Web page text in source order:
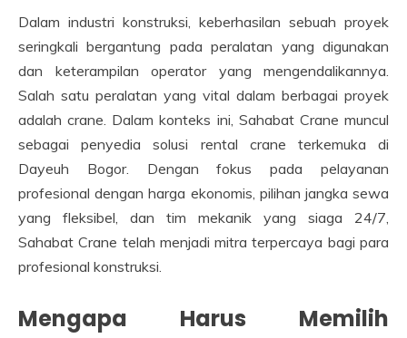
Dalam industri konstruksi, keberhasilan sebuah proyek
seringkali bergantung pada peralatan yang digunakan
dan keterampilan operator yang mengendalikannya.
Salah satu peralatan yang vital dalam berbagai proyek
adalah crane. Dalam konteks ini, Sahabat Crane muncul
sebagai penyedia solusi rental crane terkemuka di
Dayeuh Bogor. Dengan fokus pada pelayanan
profesional dengan harga ekonomis, pilihan jangka sewa
yang fleksibel, dan tim mekanik yang siaga 24/7,
Sahabat Crane telah menjadi mitra terpercaya bagi para
profesional konstruksi.
Mengapa Harus Memilih